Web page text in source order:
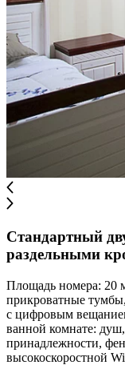
Стандартный
раздельными
Площадь номера: 20
прикроватные
с цифровым
ванной комнате:
принадлежности,
высокоскоростной